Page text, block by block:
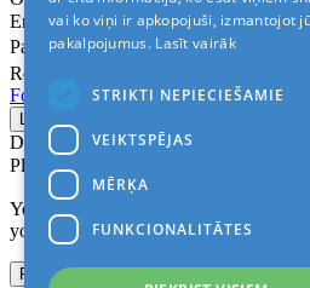
Email
Password
Remember me
Forgot Password?
Don’t have an account?
Please confirm login email below
You will receive an email containing
your password to a new preferred one.
vai ko viņi ir apkopojuši, izmantojot
pakalpojumus. Lasīt vairāk
STRIKTI NEPIECIEŠAMIE
VEIKTSPĒJAS
MĒRĶA
FUNKCIONALITĀTES